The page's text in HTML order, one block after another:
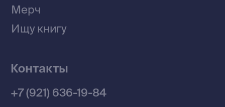
Договор оферты
© 2026 Все права защищены